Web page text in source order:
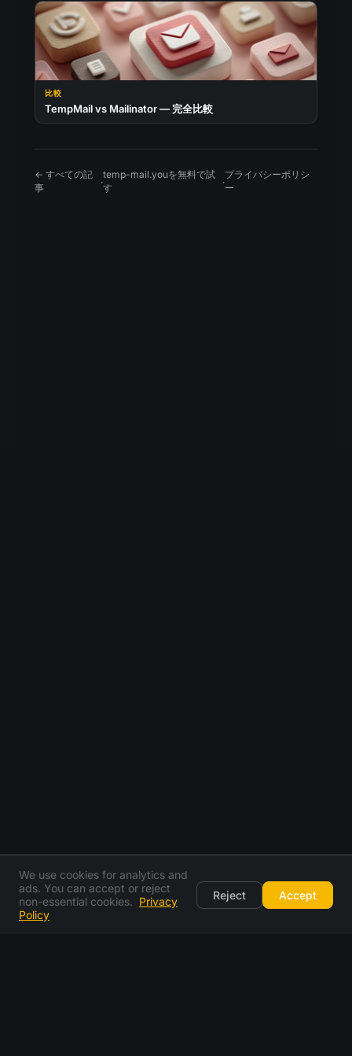
比較
TempMail vs Mailinator — 完全比較
← すべての記
事
·
temp-mail.youを無料で試
す
·
プライバシーポリシ
ー
We use cookies for analytics and
ads. You can accept or reject
non-essential cookies. Privacy
Policy
Reject Accept